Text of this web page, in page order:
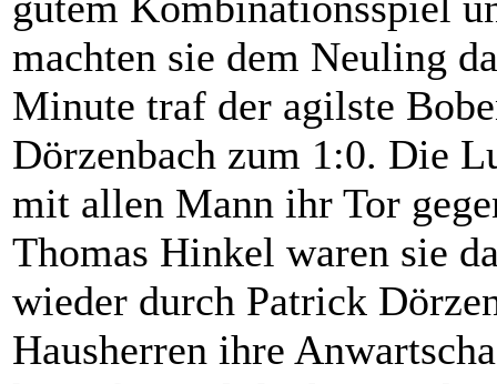
machten sie dem Neuling
Minute traf der agilste
Dörzenbach zum 1:0. Die
mit allen Mann ihr Tor
Thomas Hinkel waren sie
wieder durch Patrick
Hausherren ihre